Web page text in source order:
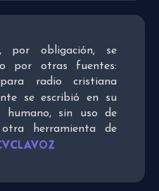
por obligación, se
por otras fuentes:
radio cristiana
se escribió en su
sin uso de
herramienta de